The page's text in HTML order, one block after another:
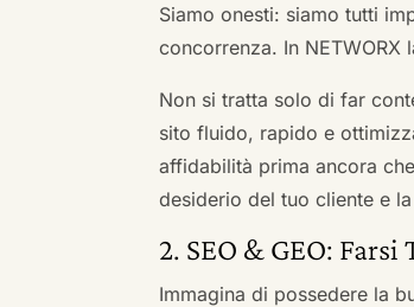
Siamo onesti: siamo tutti
concorrenza. In NETWORX
Non si tratta solo di far
sito fluido, rapido e
affidabilità prima ancora
desiderio del tuo cliente e
2. SEO & GEO:
Immagina di possedere la